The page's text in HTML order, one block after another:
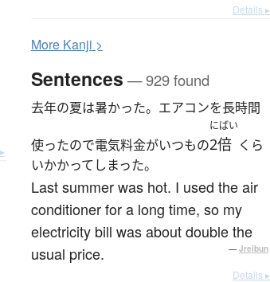
Details ▸
More Kanji >
Sentences — 929 found
去年の夏は暑かった。エアコンを長時間
使ったので電気料金がいつもの
にばい
2倍 くら
いかかってしまった。
Last summer was hot. I used the air
conditioner for a long time, so my
electricity bill was about double the
usual price.
— Jreibun
Details ▸